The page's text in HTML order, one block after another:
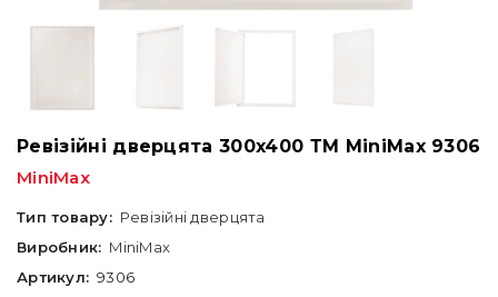
Ревізійні дверцята 300x400 ТМ MiniMax 9306
MiniMax
Тип товару: Ревізійні дверцята
Виробник: MiniMax
Артикул: 9306